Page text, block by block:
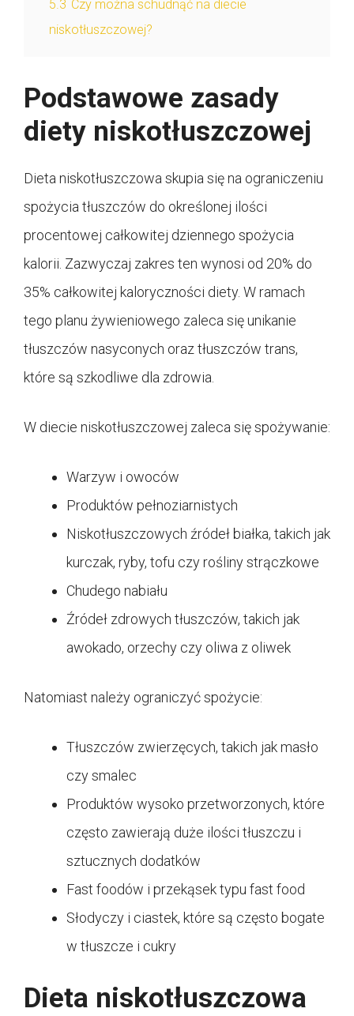
5.3 Czy można schudnąć na diecie
niskotłuszczowej?
Podstawowe zasady
diety niskotłuszczowej
Dieta niskotłuszczowa skupia się na ograniczeniu
spożycia tłuszczów do określonej ilości
procentowej całkowitej dziennego spożycia
kalorii. Zazwyczaj zakres ten wynosi od 20% do
35% całkowitej kaloryczności diety. W ramach
tego planu żywieniowego zaleca się unikanie
tłuszczów nasyconych oraz tłuszczów trans,
które są szkodliwe dla zdrowia.
W diecie niskotłuszczowej zaleca się spożywanie:
Warzyw i owoców
Produktów pełnoziarnistych
Niskotłuszczowych źródeł białka, takich jak
kurczak, ryby, tofu czy rośliny strączkowe
Chudego nabiału
Źródeł zdrowych tłuszczów, takich jak
awokado, orzechy czy oliwa z oliwek
Natomiast należy ograniczyć spożycie:
Tłuszczów zwierzęcych, takich jak masło
czy smalec
Produktów wysoko przetworzonych, które
często zawierają duże ilości tłuszczu i
sztucznych dodatków
Fast foodów i przekąsek typu fast food
Słodyczy i ciastek, które są często bogate
w tłuszcze i cukry
Dieta niskotłuszczowa